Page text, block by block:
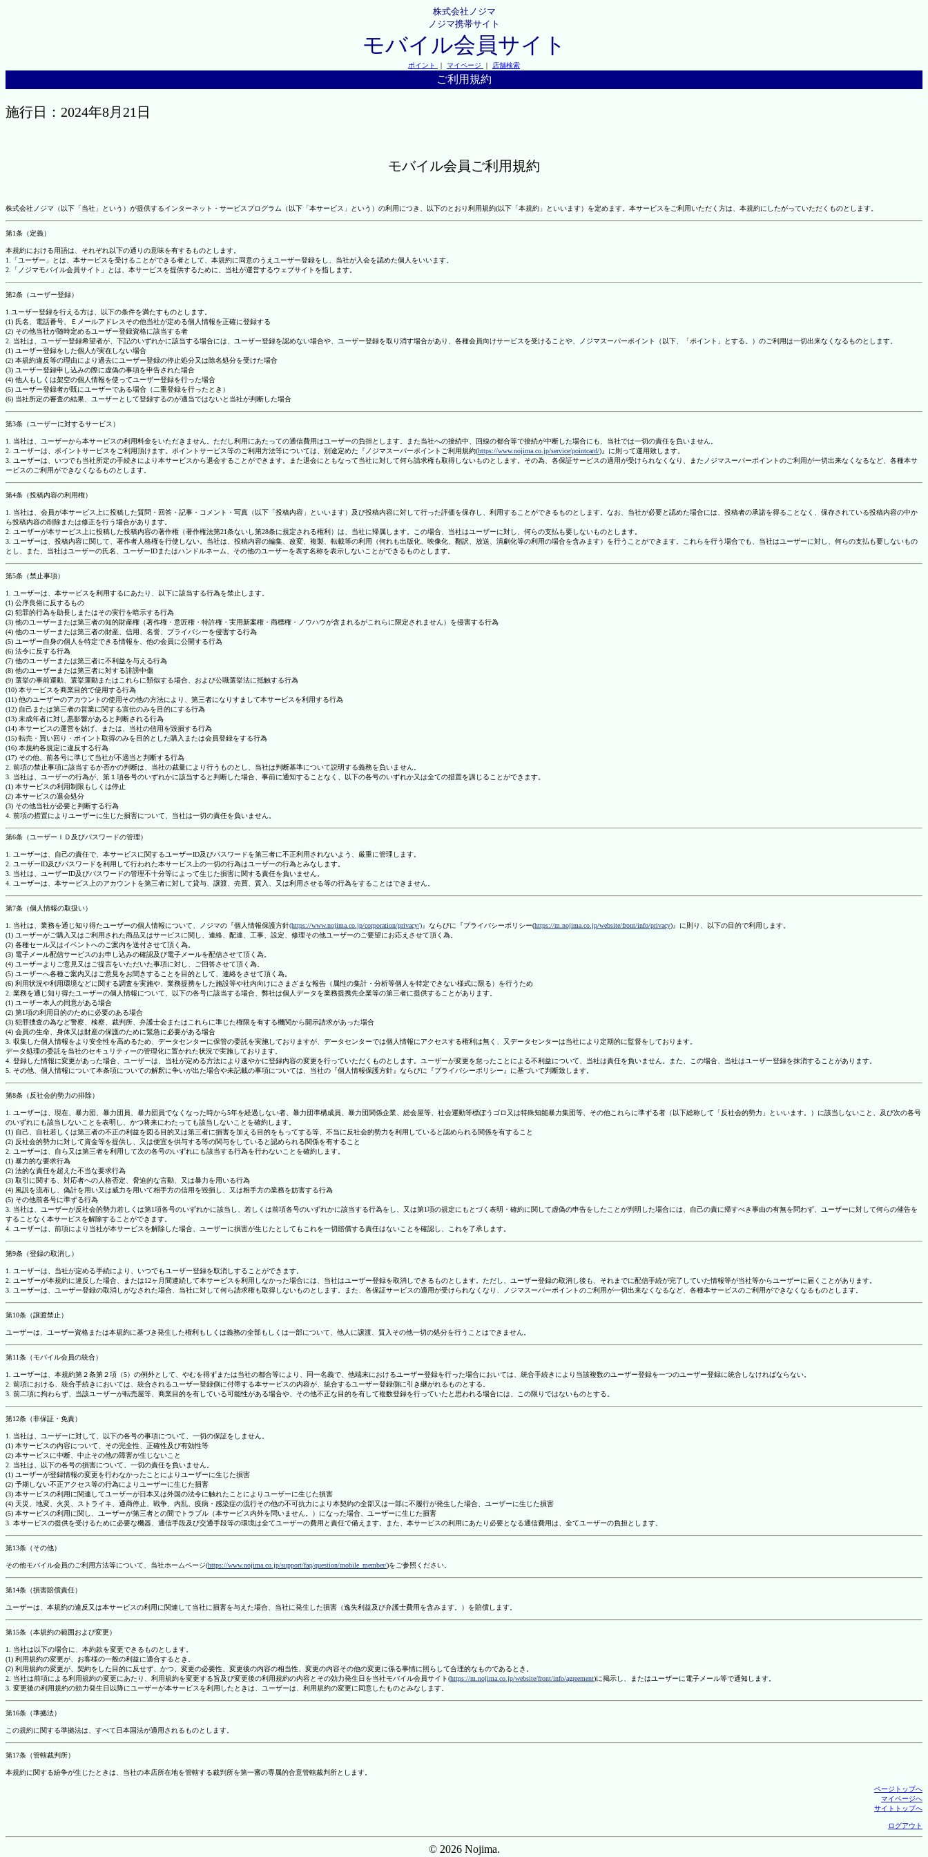
株式会社ノジマ
ノジマ携帯サイト
モバイル会員サイト
ポイント ｜ マイページ ｜ 店舗検索
ご利用規約
施行日：2024年8月21日
モバイル会員ご利用規約
株式会社ノジマ（以下「当社」という）が提供するインターネット・サービスプログラム（以下「本サービス」という）の利用につき、以下のとおり利用規約(以下「本規約」といいます）を定めます。本サービスをご利用いただく方は、本規約にしたがっていただくものとします。
第1条（定義）
本規約における用語は、それぞれ以下の通りの意味を有するものとします。
1.「ユーザー」とは、本サービスを受けることができる者として、本規約に同意のうえユーザー登録をし、当社が入会を認めた個人をいいます。
2.「ノジマモバイル会員サイト」とは、本サービスを提供するために、当社が運営するウェブサイトを指します。
第2条（ユーザー登録）
1.ユーザー登録を行える方は、以下の条件を満たすものとします。
(1) 氏名、電話番号、Ｅメールアドレスその他当社が定める個人情報を正確に登録する
(2) その他当社が随時定めるユーザー登録資格に該当する者
2. 当社は、ユーザー登録希望者が、下記のいずれかに該当する場合には、ユーザー登録を認めない場合や、ユーザー登録を取り消す場合があり、各種会員向けサービスを受けることや、ノジマスーパーポイント（以下、「ポイント」とする。）のご利用は一切出来なくなるものとします。
(1) ユーザー登録をした個人が実在しない場合
(2) 本規約違反等の理由により過去にユーザー登録の停止処分又は除名処分を受けた場合
(3) ユーザー登録申し込みの際に虚偽の事項を申告された場合
(4) 他人もしくは架空の個人情報を使ってユーザー登録を行った場合
(5) ユーザー登録者が既にユーザーである場合（二重登録を行ったとき）
(6) 当社所定の審査の結果、ユーザーとして登録するのが適当ではないと当社が判断した場合
第3条（ユーザーに対するサービス）
1. 当社は、ユーザーから本サービスの利用料金をいただきません。ただし利用にあたっての通信費用はユーザーの負担とします。また当社への接続中、回線の都合等で接続が中断した場合にも、当社では一切の責任を負いません。
2. ユーザーは、ポイントサービスをご利用頂けます。ポイントサービス等のご利用方法等については、別途定めた『ノジマスーパーポイントご利用規約(https://www.nojima.co.jp/service/pointcard/)』に則って運用致します。
3. ユーザーは、いつでも当社所定の手続きにより本サービスから退会することができます。また退会にともなって当社に対して何ら請求権も取得しないものとします。その為、各保証サービスの適用が受けられなくなり、またノジマスーパーポイントのご利用が一切出来なくなるなど、各種本サ
ービスのご利用ができなくなるものとします。
第4条（投稿内容の利用権）
1. 当社は、会員が本サービス上に投稿した質問・回答・記事・コメント・写真（以下「投稿内容」といいます）及び投稿内容に対して行った評価を保存し、利用することができるものとします。なお、当社が必要と認めた場合には、投稿者の承諾を得ることなく、保存されている投稿内容の中か
ら投稿内容の削除または修正を行う場合があります。
2. ユーザーが本サービス上に投稿した投稿内容の著作権（著作権法第21条ないし第28条に規定される権利）は、当社に帰属します。この場合、当社はユーザーに対し、何らの支払も要しないものとします。
3. ユーザーは、投稿内容に関して、著作者人格権を行使しない。当社は、投稿内容の編集、改変、複製、転載等の利用（何れも出版化、映像化、翻訳、放送、演劇化等の利用の場合を含みます）を行うことができます。これらを行う場合でも、当社はユーザーに対し、何らの支払も要しないもの
とし、また、当社はユーザーの氏名、ユーザーIDまたはハンドルネーム、その他のユーザーを表す名称を表示しないことができるものとします。
第5条（禁止事項）
1. ユーザーは、本サービスを利用するにあたり、以下に該当する行為を禁止します。
(1) 公序良俗に反するもの
(2) 犯罪的行為を助長しまたはその実行を暗示する行為
(3) 他のユーザーまたは第三者の知的財産権（著作権・意匠権・特許権・実用新案権・商標権・ノウハウが含まれるがこれらに限定されません）を侵害する行為
(4) 他のユーザーまたは第三者の財産、信用、名誉、プライバシーを侵害する行為
(5) ユーザー自身の個人を特定できる情報を、他の会員に公開する行為
(6) 法令に反する行為
(7) 他のユーザーまたは第三者に不利益を与える行為
(8) 他のユーザーまたは第三者に対する誹謗中傷
(9) 選挙の事前運動、選挙運動またはこれらに類似する場合、および公職選挙法に抵触する行為
(10) 本サービスを商業目的で使用する行為
(11) 他のユーザーのアカウントの使用その他の方法により、第三者になりすまして本サービスを利用する行為
(12) 自己または第三者の営業に関する宣伝のみを目的にする行為
(13) 未成年者に対し悪影響があると判断される行為
(14) 本サービスの運営を妨げ、または、当社の信用を毀損する行為
(15) 転売・買い回り・ポイント取得のみを目的とした購入または会員登録をする行為
(16) 本規約各規定に違反する行為
(17) その他、前各号に準じて当社が不適当と判断する行為
2. 前項の禁止事項に該当するか否かの判断は、当社の裁量により行うものとし、当社は判断基準について説明する義務を負いません。
3. 当社は、ユーザーの行為が、第１項各号のいずれかに該当すると判断した場合、事前に通知することなく、以下の各号のいずれか又は全ての措置を講じることができます。
(1) 本サービスの利用制限もしくは停止
(2) 本サービスの退会処分
(3) その他当社が必要と判断する行為
4. 前項の措置によりユーザーに生じた損害について、当社は一切の責任を負いません。
第6条（ユーザーＩＤ及びパスワードの管理）
1. ユーザーは、自己の責任で、本サービスに関するユーザーID及びパスワードを第三者に不正利用されないよう、厳重に管理します。
2. ユーザーID及びパスワードを利用して行われた本サービス上の一切の行為はユーザーの行為とみなします。
3. 当社は、ユーザーID及びパスワードの管理不十分等によって生じた損害に関する責任を負いません。
4. ユーザーは、本サービス上のアカウントを第三者に対して貸与、譲渡、売買、質入、又は利用させる等の行為をすることはできません。
第7条（個人情報の取扱い）
1. 当社は、業務を通じ知り得たユーザーの個人情報について、ノジマの『個人情報保護方針(https://www.nojima.co.jp/corporation/privacy/)』ならびに『プライバシーポリシー(https://m.nojima.co.jp/website/front/info/privacy)』に則り、以下の目的で利用します。
(1) ユーザーがご購入又はご利用された商品又はサービスに関し、連絡、配達、工事、設定、修理その他ユーザーのご要望にお応えさせて頂く為。
(2) 各種セール又はイベントへのご案内を送付させて頂く為。
(3) 電子メール配信サービスのお申し込みの確認及び電子メールを配信させて頂く為。
(4) ユーザーよりご意見又はご提言をいただいた事項に対し、ご回答させて頂く為。
(5) ユーザーへ各種ご案内又はご意見をお聞きすることを目的として、連絡をさせて頂く為。
(6) 利用状況や利用環境などに関する調査を実施や、業務提携をした施設等や社内向けにさまざまな報告（属性の集計・分析等個人を特定できない様式に限る）を行うため
2. 業務を通じ知り得たユーザーの個人情報について、以下の各号に該当する場合、弊社は個人データを業務提携先企業等の第三者に提供することがあります。
(1) ユーザー本人の同意がある場合
(2) 第1項の利用目的のために必要のある場合
(3) 犯罪捜査の為など警察、検察、裁判所、弁護士会またはこれらに準じた権限を有する機関から開示請求があった場合
(4) 会員の生命、身体又は財産の保護のために緊急に必要がある場合
3. 収集した個人情報をより安全性を高めるため、データセンターに保管の委託を実施しておりますが、データセンターでは個人情報にアクセスする権利は無く、又データセンターは当社により定期的に監督をしております。
データ処理の委託を当社のセキュリティーの管理化に置かれた状況で実施しております。
4. 登録した情報に変更があった場合、ユーザーは、当社が定める方法により速やかに登録内容の変更を行っていただくものとします。ユーザーが変更を怠ったことによる不利益について、当社は責任を負いません。また、この場合、当社はユーザー登録を抹消することがあります。
5. その他、個人情報について本条項についての解釈に争いが出た場合や未記載の事項については、当社の『個人情報保護方針』ならびに『プライバシーポリシー』に基づいて判断致します。
第8条（反社会的勢力の排除）
1. ユーザーは、現在、暴力団、暴力団員、暴力団員でなくなった時から5年を経過しない者、暴力団準構成員、暴力団関係企業、総会屋等、社会運動等標ぼうゴロ又は特殊知能暴力集団等、その他これらに準ずる者（以下総称して「反社会的勢力」といいます。）に該当しないこと、及び次の各号
のいずれにも該当しないことを表明し、かつ将来にわたっても該当しないことを確約します。
(1) 自己、自社若しくは第三者の不正の利益を図る目的又は第三者に損害を加える目的をもってする等、不当に反社会的勢力を利用していると認められる関係を有すること
(2) 反社会的勢力に対して資金等を提供し、又は便宜を供与する等の関与をしていると認められる関係を有すること
2. ユーザーは、自ら又は第三者を利用して次の各号のいずれにも該当する行為を行わないことを確約します。
(1) 暴力的な要求行為
(2) 法的な責任を超えた不当な要求行為
(3) 取引に関する、対応者への人格否定、脅迫的な言動、又は暴力を用いる行為
(4) 風説を流布し、偽計を用い又は威力を用いて相手方の信用を毀損し、又は相手方の業務を妨害する行為
(5) その他前各号に準ずる行為
3. 当社は、ユーザーが反社会的勢力若しくは第1項各号のいずれかに該当し、若しくは前項各号のいずれかに該当する行為をし、又は第1項の規定にもとづく表明・確約に関して虚偽の申告をしたことが判明した場合には、自己の責に帰すべき事由の有無を問わず、ユーザーに対して何らの催告を
することなく本サービスを解除することができます。
4. ユーザーは、前項により当社が本サービスを解除した場合、ユーザーに損害が生じたとしてもこれを一切賠償する責任はないことを確認し、これを了承します。
第9条（登録の取消し）
1. ユーザーは、当社が定める手続により、いつでもユーザー登録を取消しすることができます。
2. ユーザーが本規約に違反した場合、または12ヶ月間連続して本サービスを利用しなかった場合には、当社はユーザー登録を取消しできるものとします。ただし、ユーザー登録の取消し後も、それまでに配信手続が完了していた情報等が当社等からユーザーに届くことがあります。
3. ユーザーは、ユーザー登録の取消しがなされた場合、当社に対して何ら請求権も取得しないものとします。また、各保証サービスの適用が受けられなくなり、ノジマスーパーポイントのご利用が一切出来なくなるなど、各種本サービスのご利用ができなくなるものとします。
第10条（譲渡禁止）
ユーザーは、ユーザー資格または本規約に基づき発生した権利もしくは義務の全部もしくは一部について、他人に譲渡、質入その他一切の処分を行うことはできません。
第11条（モバイル会員の統合）
1. ユーザーは、本規約第２条第２項（5）の例外として、やむを得ずまたは当社の都合等により、同一名義で、他端末におけるユーザー登録を行った場合においては、統合手続きにより当該複数のユーザー登録を一つのユーザー登録に統合しなければならない。
2. 前項における、統合手続きにおいては、統合されるユーザー登録側に付帯する本サービスの内容が、統合するユーザー登録側に引き継がれるものとする。
3. 前二項に拘わらず、当該ユーザーが転売屋等、商業目的を有している可能性がある場合や、その他不正な目的を有して複数登録を行っていたと思われる場合には、この限りではないものとする。
第12条（非保証・免責）
1. 当社は、ユーザーに対して、以下の各号の事項について、一切の保証をしません。
(1) 本サービスの内容について、その完全性、正確性及び有効性等
(2) 本サービスに中断、中止その他の障害が生じないこと
2. 当社は、以下の各号の損害について、一切の責任を負いません。
(1) ユーザーが登録情報の変更を行わなかったことによりユーザーに生じた損害
(2) 予期しない不正アクセス等の行為によりユーザーに生じた損害
(3) 本サービスの利用に関連してユーザーが日本又は外国の法令に触れたことによりユーザーに生じた損害
(4) 天災、地変、火災、ストライキ、通商停止、戦争、内乱、疫病・感染症の流行その他の不可抗力により本契約の全部又は一部に不履行が発生した場合、ユーザーに生じた損害
(5) 本サービスの利用に関し、ユーザーが第三者との間でトラブル（本サービス内外を問いません。）になった場合、ユーザーに生じた損害
3. 本サービスの提供を受けるために必要な機器、通信手段及び交通手段等の環境は全てユーザーの費用と責任で備えます。また、本サービスの利用にあたり必要となる通信費用は、全てユーザーの負担とします。
第13条（その他）
その他モバイル会員のご利用方法等について、当社ホームページ(https://www.nojima.co.jp/support/faq/question/mobile_member/)をご参照ください。
第14条（損害賠償責任）
ユーザーは、本規約の違反又は本サービスの利用に関連して当社に損害を与えた場合、当社に発生した損害（逸失利益及び弁護士費用を含みます。）を賠償します。
第15条（本規約の範囲および変更）
1. 当社は以下の場合に、本約款を変更できるものとします。
(1) 利用規約の変更が、お客様の一般の利益に適合するとき。
(2) 利用規約の変更が、契約をした目的に反せず、かつ、変更の必要性、変更後の内容の相当性、変更の内容その他の変更に係る事情に照らして合理的なものであるとき。
2. 当社は前項による利用規約の変更にあたり、利用規約を変更する旨及び変更後の利用規約の内容とその効力発生日を当社モバイル会員サイト(https://m.nojima.co.jp/website/front/info/agreement)に掲示し、またはユーザーに電子メール等で通知します。
3. 変更後の利用規約の効力発生日以降にユーザーが本サービスを利用したときは、ユーザーは、利用規約の変更に同意したものとみなします。
第16条（準拠法）
この規約に関する準拠法は、すべて日本国法が適用されるものとします。
第17条（管轄裁判所）
本規約に関する紛争が生じたときは、当社の本店所在地を管轄する裁判所を第一審の専属的合意管轄裁判所とします。
ページトップへ
マイページへ
サイトトップへ
ログアウト
© 2026 Nojima.